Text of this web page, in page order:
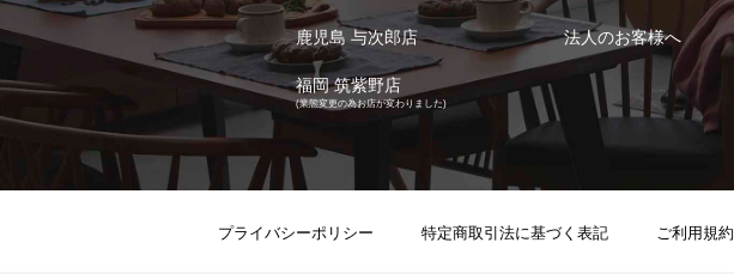
鹿児島 与次郎店
福岡 筑紫野店
(業態変更の為お店が変わりました)
法人のお客様へ
プライバシーポリシー 特定商取引法に基づく表記 ご利用規約